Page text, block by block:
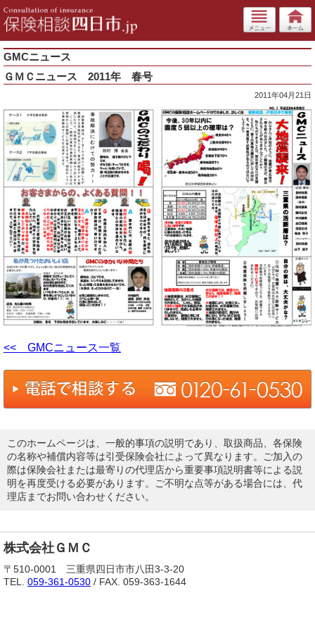
GMCニュース
ＧＭＣニュース 2011年 春号
2011年04月21日
<< GMCニュース一覧
このホームページは、一般的事項の説明であり、取扱商品、各保険
の名称や補償内容等は引受保険会社によって異なります。ご加入の
際は保険会社または最寄りの代理店から重要事項説明書等による説
明を再度受ける必要があります。ご不明な点等がある場合には、代
理店までお問い合わせください。
株式会社ＧＭＣ
〒510-0001 三重県四日市市八田3-3-20
TEL. 059-361-0530 / FAX. 059-363-1644